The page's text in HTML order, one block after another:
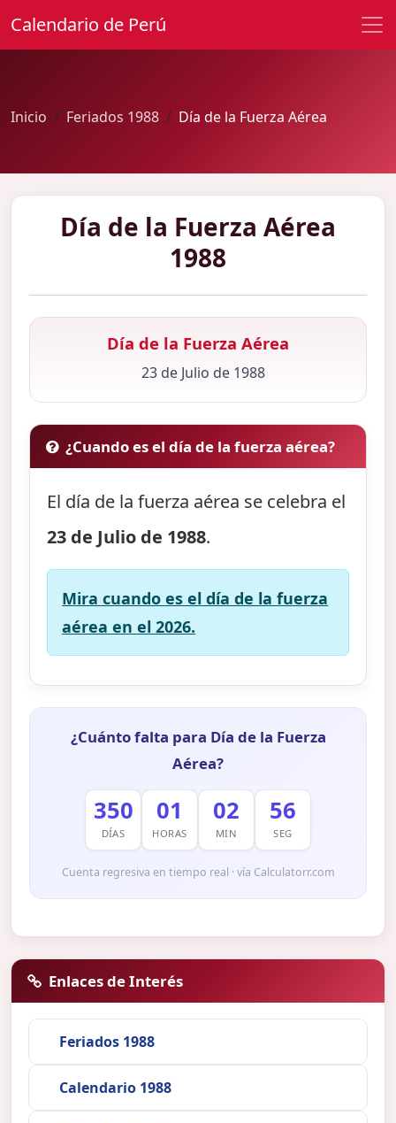
Calendario de Perú
Inicio Feriados 1988 Día de la Fuerza Aérea
Día de la Fuerza Aérea
1988
Día de la Fuerza Aérea
23 de Julio de 1988
¿Cuando es el día de la fuerza aérea?
El día de la fuerza aérea se celebra el
23 de Julio de 1988.
Mira cuando es el día de la fuerza
aérea en el 2026.
¿Cuánto falta para Día de la Fuerza
Aérea?
350
DÍAS
01
HORAS
02
MIN
56
SEG
Cuenta regresiva en tiempo real · vía Calculatorr.com
Enlaces de Interés
Feriados 1988
Calendario 1988